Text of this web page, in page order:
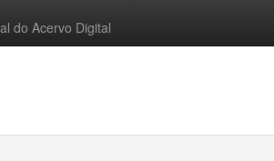
do Acervo Digital